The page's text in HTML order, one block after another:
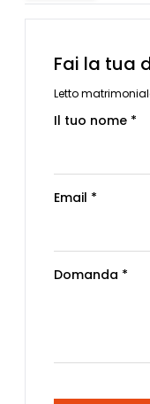
Fai la tua
Letto
Il tuo nome *
Email *
Domanda *